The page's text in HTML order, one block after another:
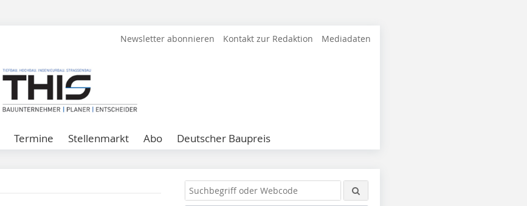
Newsletter abonnieren Kontakt zur Redaktion Mediadaten
Termine Stellenmarkt Abo Deutscher Baupreis